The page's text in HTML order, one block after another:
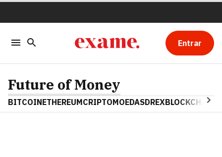
Entrar
Future of Money
BITCOINETHEREUMCRIPTOMOEDASDREXBLOCKCHAIN